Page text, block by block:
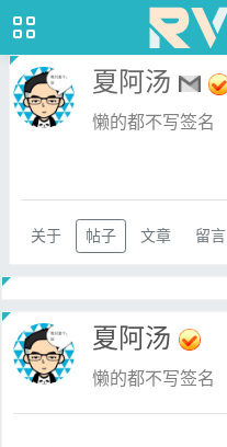
夏阿汤
懒的都不写签名
关于 帖子 文章 留言
夏阿汤
懒的都不写签名